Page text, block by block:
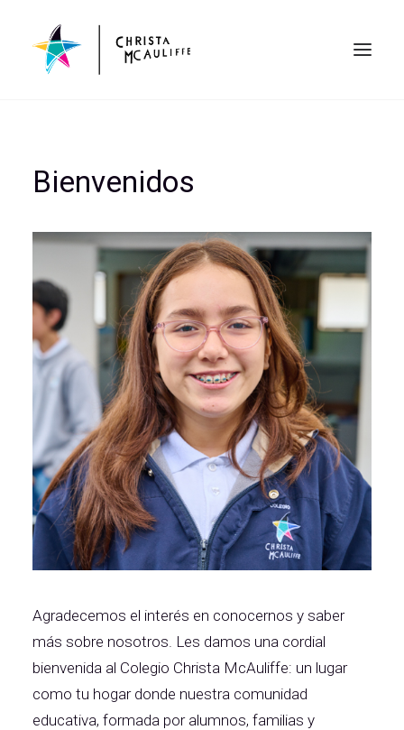
Bienvenidos
Agradecemos el interés en conocernos y saber
más sobre nosotros. Les damos una cordial
bienvenida al Colegio Christa McAuliffe: un lugar
como tu hogar donde nuestra comunidad
educativa, formada por alumnos, familias y